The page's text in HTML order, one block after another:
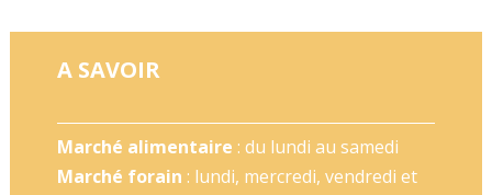
A SAVOIR
Marché alimentaire : du lundi au samedi
Marché forain : lundi, mercredi, vendredi et